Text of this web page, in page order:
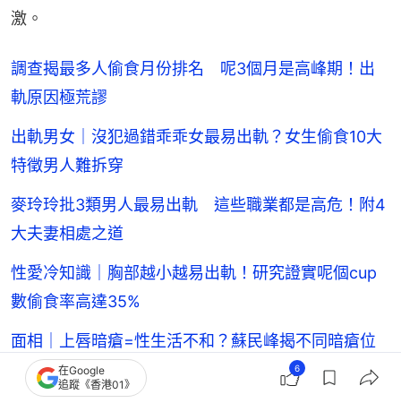
激。
調查揭最多人偷食月份排名 呢3個月是高峰期！出
軌原因極荒謬
出軌男女｜沒犯過錯乖乖女最易出軌？女生偷食10大
特徵男人難拆穿
麥玲玲批3類男人最易出軌 這些職業都是高危！附4
大夫妻相處之道
性愛冷知識｜胸部越小越易出軌！研究證實呢個cup
數偷食率高達35%
面相｜上唇暗瘡=性生活不和？蘇民峰揭不同暗瘡位
置預示感情狀況
在Google
追蹤《香港01》
6